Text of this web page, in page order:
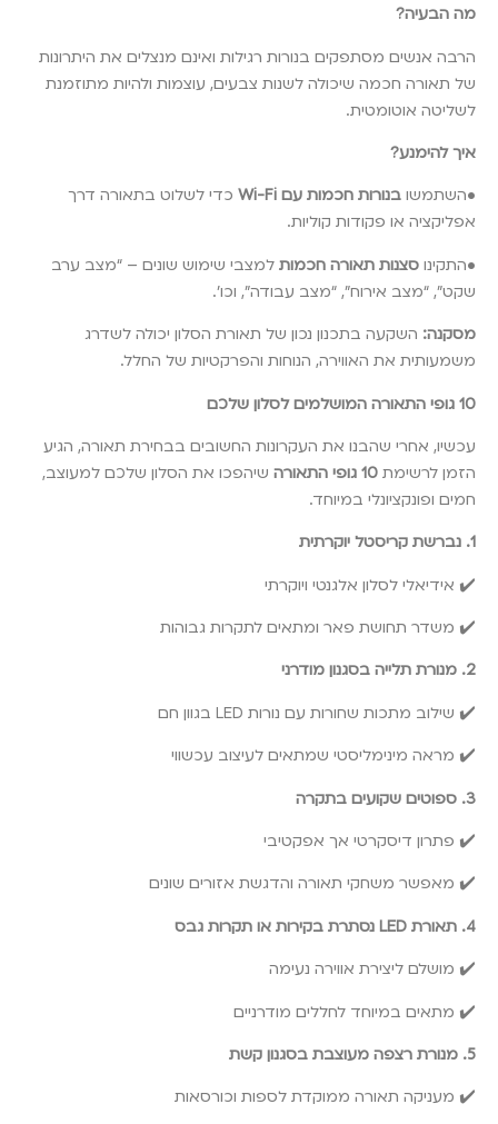
מה הבעיה?
הרבה אנשים מסתפקים בנורות רגילות ואינם מנצלים את היתרונות
של תאורה חכמה שיכולה לשנות צבעים, עוצמות ולהיות מתוזמנת
לשליטה אוטומטית.
איך להימנע?
•השתמשו בנורות חכמות עם Wi-Fi
כדי לשלוט בתאורה דרך
אפליקציה או פקודות קוליות.
•התקינו סצנות תאורה חכמות למצבי שימוש שונים – “מצב ערב
שקט”, “מצב אירוח”, “מצב עבודה”, וכו’.
מסקנה: השקעה בתכנון נכון של תאורת הסלון יכולה לשדרג
משמעותית את האווירה, הנוחות והפרקטיות של החלל.
10 גופי התאורה המושלמים לסלון שלכם
עכשיו, אחרי שהבנו את העקרונות החשובים בבחירת תאורה, הגיע
הזמן לרשימת 10 גופי התאורה
שיהפכו את הסלון שלכם למעוצב,
חמים ופונקציונלי במיוחד.
1. נברשת קריסטל יוקרתית
✔️ אידיאלי לסלון אלגנטי ויוקרתי
✔️ משדר תחושת פאר ומתאים לתקרות גבוהות
2. מנורת תלייה בסגנון מודרני
✔️ שילוב מתכות שחורות עם נורות LED בגוון חם
✔️ מראה מינימליסטי שמתאים לעיצוב עכשווי
3. ספוטים שקועים בתקרה
✔️ פתרון דיסקרטי אך אפקטיבי
✔️ מאפשר משחקי תאורה והדגשת אזורים שונים
4. תאורת LED נסתרת בקירות או תקרות גבס
✔️ מושלם ליצירת אווירה נעימה
✔️ מתאים במיוחד לחללים מודרניים
5. מנורת רצפה מעוצבת בסגנון קשת
✔️ מעניקה תאורה ממוקדת לספות וכורסאות